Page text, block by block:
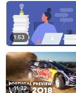
1:53
11:32